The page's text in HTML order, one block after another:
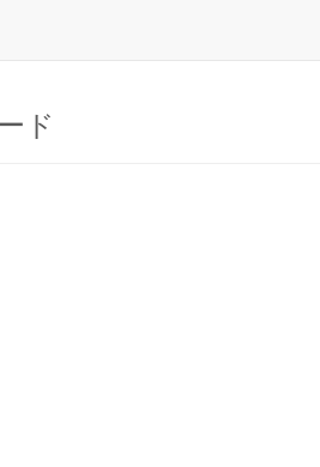
ド